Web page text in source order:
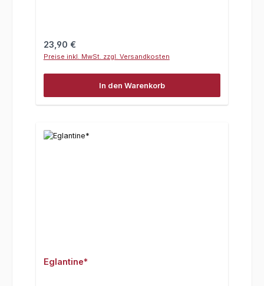
Regulärer Preis:
23,90 €
Preise inkl. MwSt. zzgl. Versandkosten
In den Warenkorb
Eglantine*